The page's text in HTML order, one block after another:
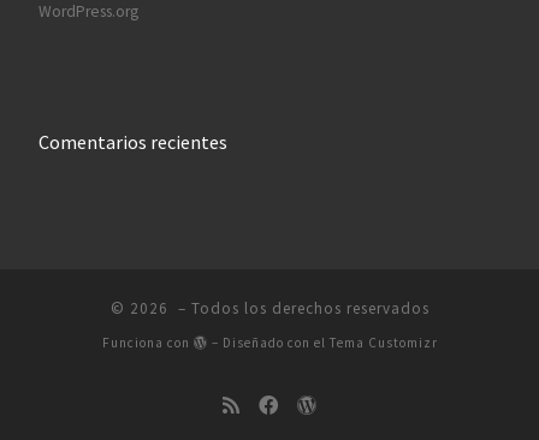
WordPress.org
Comentarios recientes
© 2026 – Todos los derechos reservados
Funciona con – Diseñado con el Tema Customizr